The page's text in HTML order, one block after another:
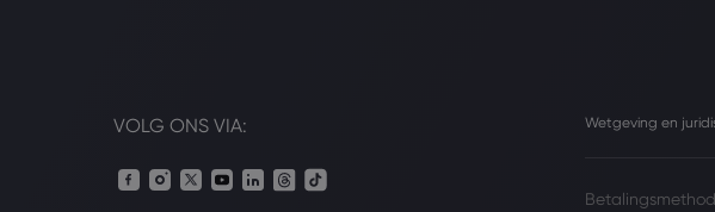
VOLG ONS VIA: Wetgeving en